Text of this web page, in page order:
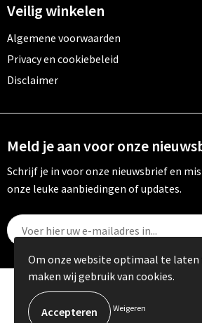
Veilig winkelen
Algemene voorwaarden
Privacy en cookiebeleid
Disclaimer
Meld je aan voor onze
Schrijf je in voor onze nieuwsbrief en
onze leuke aanbiedingen of updates.
© Copyright Crystal
Om onze website optimaal te
maken wij gebruik van cookies.
Weigeren